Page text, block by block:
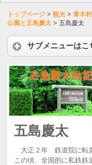
トップページ > 観光 > 青木
公園と五島慶太 > 五島慶太
サブメニューはこ
五島慶太
大正２年 鉄道院に転
この頃、全国的に私鉄鉄